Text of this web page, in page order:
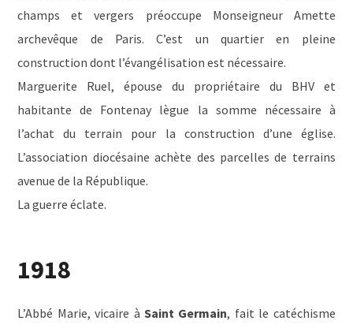
champs et vergers préoccupe Monseigneur Amette
archevêque de Paris. C’est un quartier en pleine
construction dont l’évangélisation est nécessaire.
Marguerite Ruel, épouse du propriétaire du BHV et
habitante de Fontenay lègue la somme nécessaire à
l’achat du terrain pour la construction d’une église.
L’association diocésaine achète des parcelles de terrains
avenue de la République.
La guerre éclate.
1918
L’Abbé Marie, vicaire à Saint Germain, fait le catéchisme